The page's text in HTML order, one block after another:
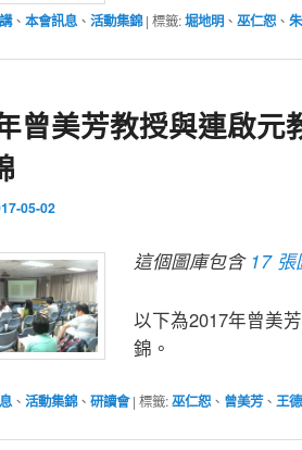
、 本會訊息 、 活動集錦 | 標籤:堀地明 、 巫仁恕 、
曾美芳教授與連啟元
05-02
這個圖庫包含 17 張
以下為2017年曾美
錦。
、 活動集錦、 研讀會 | 標籤:巫仁恕 、 曾美芳、 王